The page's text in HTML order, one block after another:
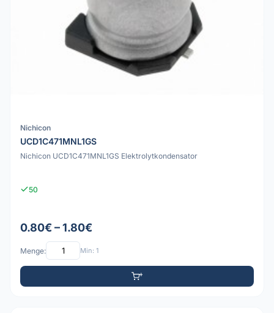
Nichicon
UCD1C471MNL1GS
Nichicon UCD1C471MNL1GS Elektrolytkondensator
50
0.80€ – 1.80€
Menge: Min: 1